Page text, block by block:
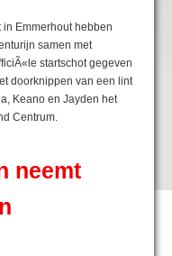
in Emmerhout hebben
samen met
startschot gegeven
doorknippen van een lint
Keano en Jayden het
Centrum.
neemt